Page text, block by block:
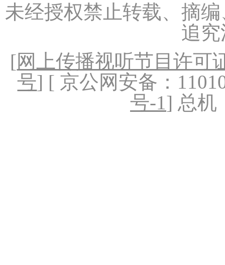
未经授权禁止转载、摘
追
[网上传播视听节目许可
号] [ 京公网安备：
号-1] 总机